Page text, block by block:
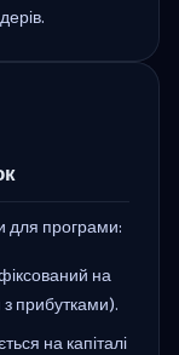
для програми:
на
прибутками).
на капіталі